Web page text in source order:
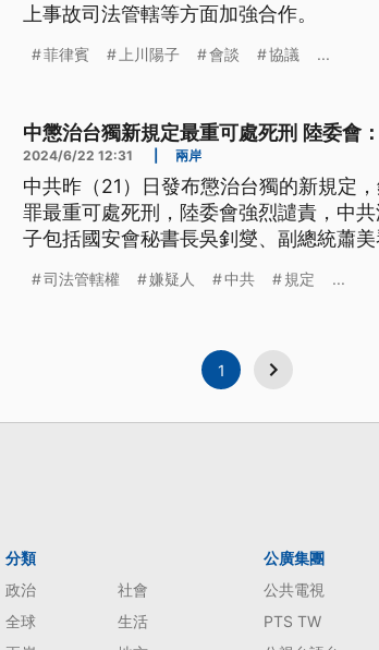
上事故司法管轄等方面加強合作。
菲律賓 上川陽子 會談 協議 ...
中懲治台獨新規定最重可處死刑 陸委會
2024/6/22 12:31 兩岸
中共昨（21）日發布懲治台獨的新規定
罪最重可處死刑，陸委會強烈譴責，中
子包括國安會秘書長吳釗燮、副總統蕭
由鷹派主導，威嚇賴政府，反制台美深化
司法管轄權 嫌疑人 中共 規定 ...
1
分類
政治
社會
全球
生活
公廣集團
公共電視
PTS TW